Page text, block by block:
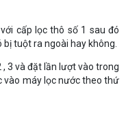
cấp lọc thô số 1 sau đó
tuột ra ngoài hay không.
, 3 và đặt lần lượt vào trong
vào máy lọc nước theo thứ